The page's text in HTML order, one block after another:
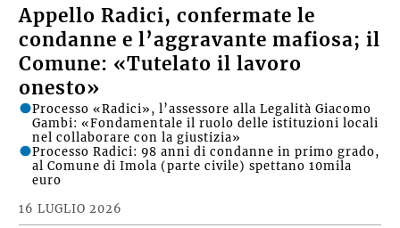
Appello Radici, confermate le
condanne e l’aggravante mafiosa; il
Comune: «Tutelato il lavoro
onesto»
16 LUGLIO 2026
Processo «Radici», l’assessore alla Legalità Giacomo
Gambi: «Fondamentale il ruolo delle istituzioni locali
nel collaborare con la giustizia»
Processo Radici: 98 anni di condanne in primo grado,
al Comune di Imola (parte civile) spettano 10mila
euro